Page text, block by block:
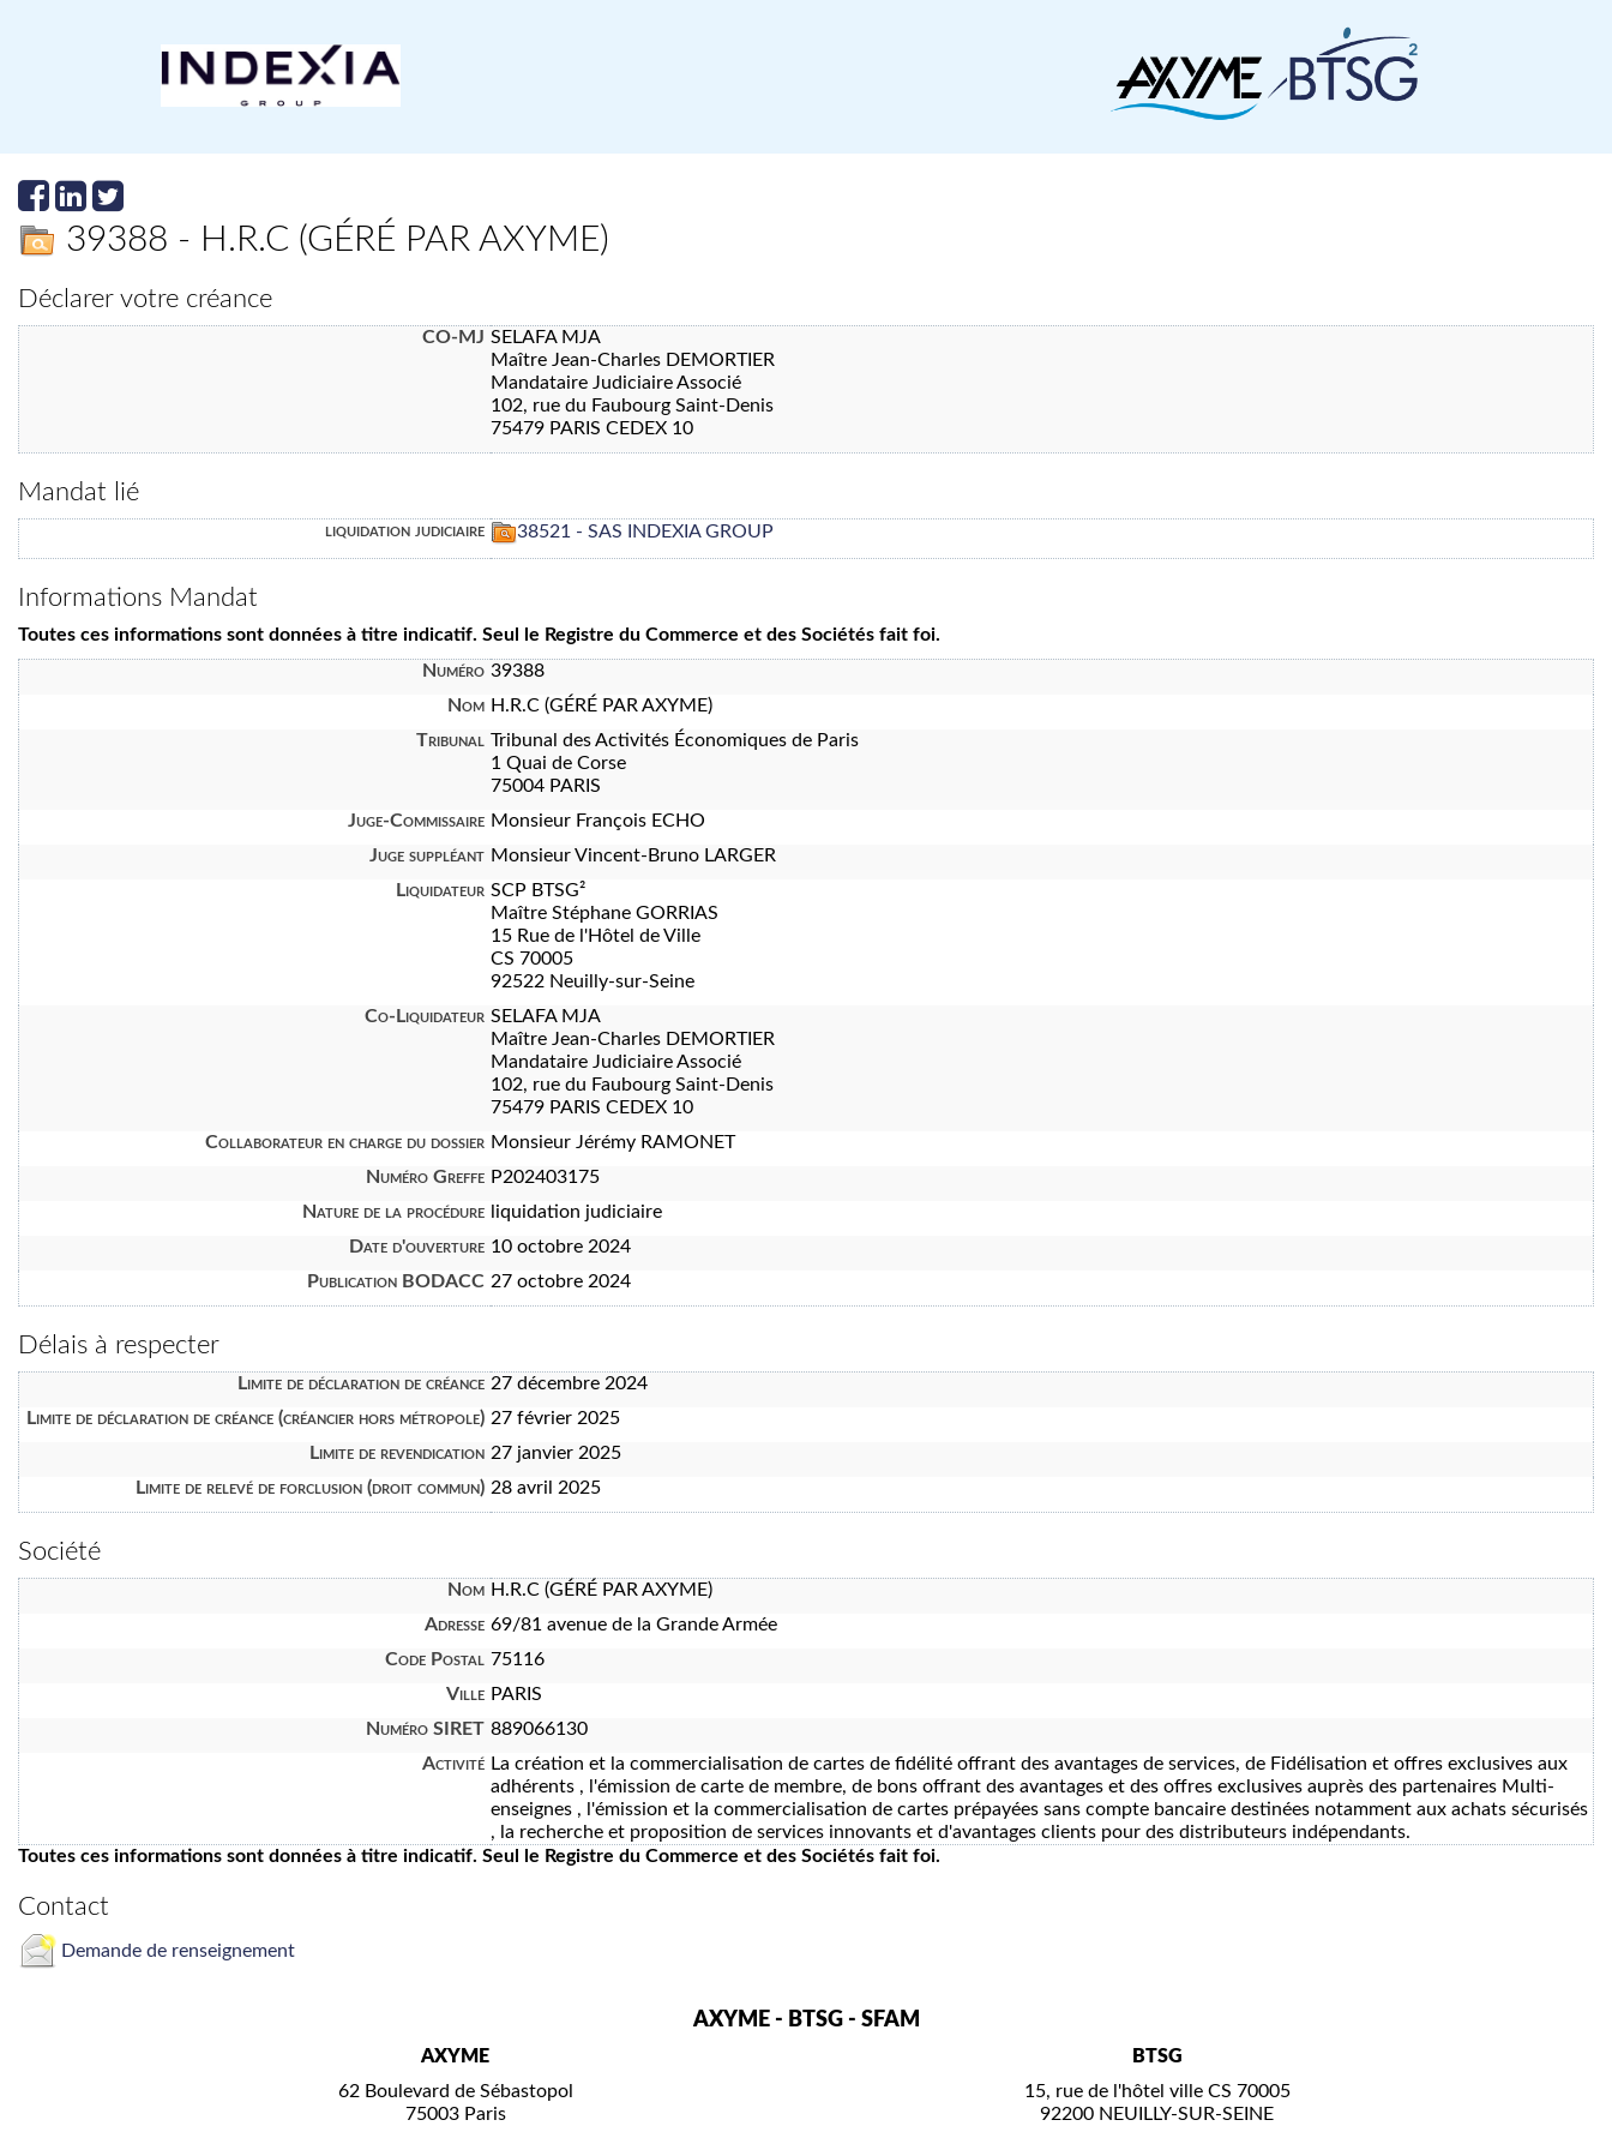
39388 - H.R.C (GÉRÉ PAR AXYME)
Déclarer votre créance
CO-MJ SELAFA MJA
Maître Jean-Charles DEMORTIER
Mandataire Judiciaire Associé
102, rue du Faubourg Saint-Denis
75479 PARIS CEDEX 10
Mandat lié
liquidation judiciaire 38521 - SAS INDEXIA GROUP
Informations Mandat
Toutes ces informations sont données à titre indicatif. Seul le Registre du Commerce et des Sociétés fait foi.
Numéro 39388
Nom H.R.C (GÉRÉ PAR AXYME)
Tribunal Tribunal des Activités Économiques de Paris
1 Quai de Corse
75004 PARIS
Juge-Commissaire Monsieur François ECHO
Juge suppléant Monsieur Vincent-Bruno LARGER
Liquidateur SCP BTSG²
Maître Stéphane GORRIAS
15 Rue de l'Hôtel de Ville
CS 70005
92522 Neuilly-sur-Seine
Co-Liquidateur SELAFA MJA
Maître Jean-Charles DEMORTIER
Mandataire Judiciaire Associé
102, rue du Faubourg Saint-Denis
75479 PARIS CEDEX 10
Collaborateur en charge du dossier Monsieur Jérémy RAMONET
Numéro Greffe P202403175
Nature de la procédure
liquidation judiciaire
Date d'ouverture 10 octobre 2024
Publication BODACC 27 octobre 2024
Délais à respecter
Limite de déclaration de créance 27 décembre 2024
Limite de déclaration de créance (créancier hors métropole) 27 février 2025
Limite de revendication 27 janvier 2025
Limite de relevé de forclusion (droit commun) 28 avril 2025
Société
Nom H.R.C (GÉRÉ PAR AXYME)
Adresse 69/81 avenue de la Grande Armée
Code Postal 75116
Ville PARIS
Numéro SIRET 889066130
Activité La création et la commercialisation de cartes de fidélité offrant des avantages de services, de Fidélisation et offres exclusives aux
adhérents , l'émission de carte de membre, de bons offrant des avantages et des offres exclusives auprès des partenaires Multi-
enseignes , l'émission et la commercialisation de cartes prépayées sans compte bancaire destinées notamment aux achats sécurisés
, la recherche et proposition de services innovants et d'avantages clients pour des distributeurs indépendants.
Toutes ces informations sont données à titre indicatif. Seul le Registre du Commerce et des Sociétés fait foi.
Contact
Demande de renseignement
AXYME - BTSG - SFAM
AXYME
62 Boulevard de Sébastopol
75003 Paris
BTSG
15, rue de l'hôtel ville CS 70005
92200 NEUILLY-SUR-SEINE